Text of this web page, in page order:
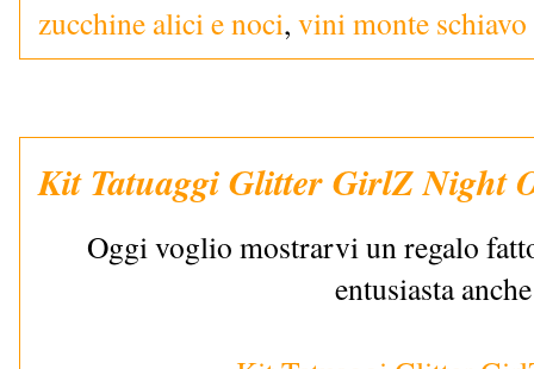
zucchine alici e noci, vini monte schiavo
Kit Tatuaggi Glitter GirlZ Night
Oggi voglio mostrarvi un regalo
entusiasta